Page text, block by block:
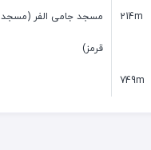
214m
749m
مسجد جامی الفر (مسجد
قرمز)